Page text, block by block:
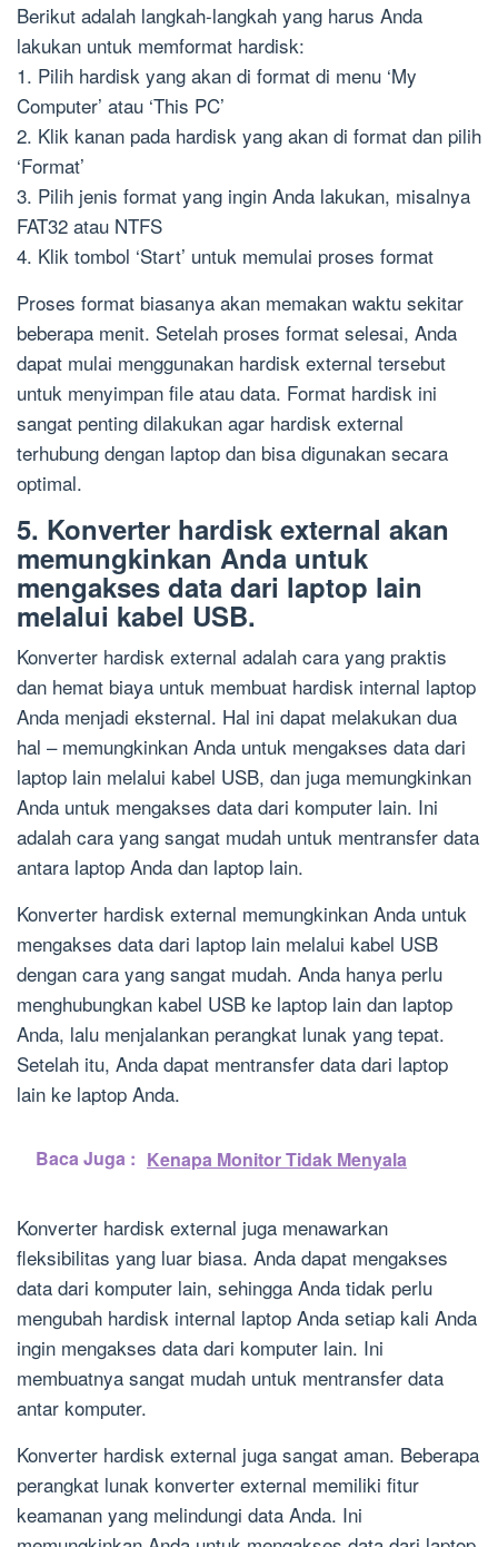
Berikut adalah langkah-langkah yang harus Anda
lakukan untuk memformat hardisk:
1. Pilih hardisk yang akan di format di menu ‘My
Computer’ atau ‘This PC’
2. Klik kanan pada hardisk yang akan di format dan pilih
‘Format’
3. Pilih jenis format yang ingin Anda lakukan, misalnya
FAT32 atau NTFS
4. Klik tombol ‘Start’ untuk memulai proses format
Proses format biasanya akan memakan waktu sekitar
beberapa menit. Setelah proses format selesai, Anda
dapat mulai menggunakan hardisk external tersebut
untuk menyimpan file atau data. Format hardisk ini
sangat penting dilakukan agar hardisk external
terhubung dengan laptop dan bisa digunakan secara
optimal.
5. Konverter hardisk external akan
memungkinkan Anda untuk
mengakses data dari laptop lain
melalui kabel USB.
Konverter hardisk external adalah cara yang praktis
dan hemat biaya untuk membuat hardisk internal laptop
Anda menjadi eksternal. Hal ini dapat melakukan dua
hal – memungkinkan Anda untuk mengakses data dari
laptop lain melalui kabel USB, dan juga memungkinkan
Anda untuk mengakses data dari komputer lain. Ini
adalah cara yang sangat mudah untuk mentransfer data
antara laptop Anda dan laptop lain.
Konverter hardisk external memungkinkan Anda untuk
mengakses data dari laptop lain melalui kabel USB
dengan cara yang sangat mudah. Anda hanya perlu
menghubungkan kabel USB ke laptop lain dan laptop
Anda, lalu menjalankan perangkat lunak yang tepat.
Setelah itu, Anda dapat mentransfer data dari laptop
lain ke laptop Anda.
Baca Juga : Kenapa Monitor Tidak Menyala
Konverter hardisk external juga menawarkan
fleksibilitas yang luar biasa. Anda dapat mengakses
data dari komputer lain, sehingga Anda tidak perlu
mengubah hardisk internal laptop Anda setiap kali Anda
ingin mengakses data dari komputer lain. Ini
membuatnya sangat mudah untuk mentransfer data
antar komputer.
Konverter hardisk external juga sangat aman. Beberapa
perangkat lunak konverter external memiliki fitur
keamanan yang melindungi data Anda. Ini